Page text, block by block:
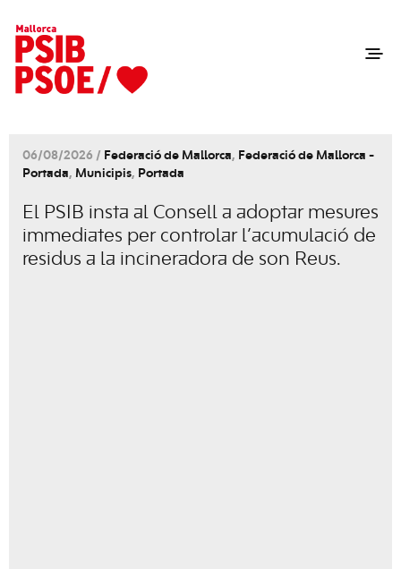
06/08/2026 / Federació de Mallorca, Federació de Mallorca -
Portada, Municipis, Portada
El PSIB insta al Consell a adoptar mesures
immediates per controlar l’acumulació de
residus a la incineradora de son Reus.